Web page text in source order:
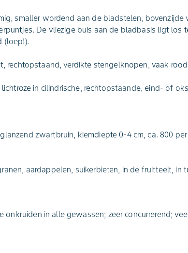
smaller wordend aan de bladstelen, bovenzijde
De vliezige buis aan de bladbasis ligt los
(loep!).
rechtopstaand, verdikte stengelknopen, vaak
in cilindrische, rechtopstaande, eind- of
zwartbruin, kiemdiepte 0-4 cm, ca. 800
aardappelen, suikerbieten, in de fruitteelt, in
onkruiden in alle gewassen; zeer concurrerend;